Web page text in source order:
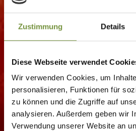
Zustimmung Details
Diese Webseite verwendet
Wir verwenden Cookies, um
personalisieren, Funktionen für
zu können und die Zugriffe auf
analysieren. Außerdem geben wir
Verwendung unserer Website an